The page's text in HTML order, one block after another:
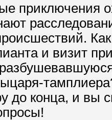
приключения
и визит
до конца, и вы